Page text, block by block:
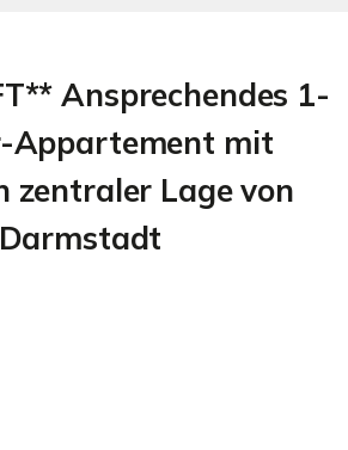
Ansprechendes 1-
Appartement mit
zentraler Lage von
Darmstadt